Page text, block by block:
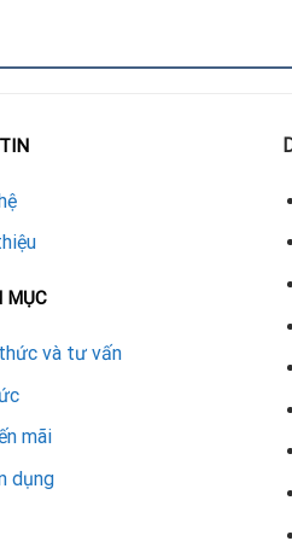
và loại trừ các linh kiện khác.
tháo IC, tránh làm hỏng bo mạch.
và độ bền cao cho card.
bảo hoạt động ổn định.
dẫn sử dụng.
MỤC
và tư vấn
mãi
dụng